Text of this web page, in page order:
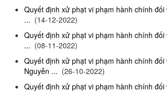
Quyết định xử phạt vi phạm hành chính
... (14-12-2022)
Quyết định xử phạt vi phạm hành chính
... (08-11-2022)
Quyết định xử phạt vi phạm hành chính
Nguyễn ... (26-10-2022)
Quyết định xử phạt vi phạm hành chính